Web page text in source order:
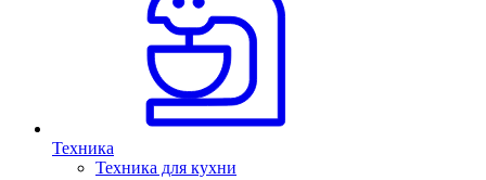
Техника
Техника для кухни